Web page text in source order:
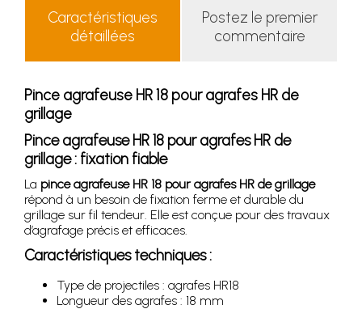
Caractéristiques
détaillées
Postez le premier
commentaire
Pince agrafeuse HR 18 pour agrafes HR de
grillage
Pince agrafeuse HR 18 pour agrafes HR de
grillage : fixation fiable
La pince agrafeuse HR 18 pour agrafes HR de grillage
répond à un besoin de fixation ferme et durable du
grillage sur fil tendeur. Elle est conçue pour des travaux
d’agrafage précis et efficaces.
Caractéristiques techniques :
Type de projectiles : agrafes HR18
Longueur des agrafes : 18 mm